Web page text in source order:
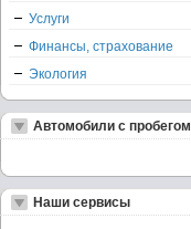
Услуги
Финансы, страхование
Экология
Автомобили с пробегом
Наши сервисы